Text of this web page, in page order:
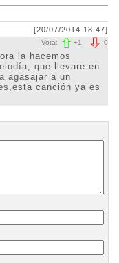
[20/07/2014 18:47]
-0
Vota: +1
la hacemos
que llevare en
agasajar a un
canción ya es